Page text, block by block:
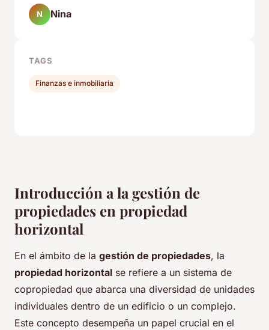
Introducción a la gestión de
propiedades en propiedad
horizontal
En el ámbito de la gestión de propiedades, la
propiedad horizontal se refiere a un sistema de
copropiedad que abarca una diversidad de unidades
individuales dentro de un edificio o un complejo.
Este concepto desempeña un papel crucial en el
N Nina
TAGS
Finanzas e inmobiliaria